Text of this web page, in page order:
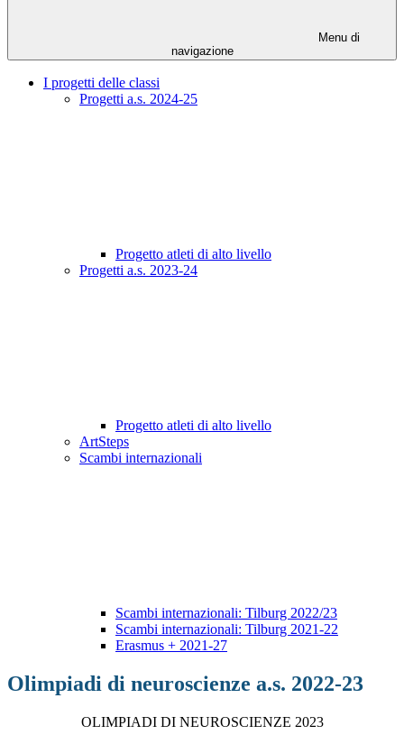
Menu di
navigazione
I progetti delle classi
Progetti a.s. 2024-25
Progetto atleti di alto livello
Progetti a.s. 2023-24
Progetto atleti di alto livello
ArtSteps
Scambi internazionali
Scambi internazionali: Tilburg 2022/23
Scambi internazionali: Tilburg 2021-22
Erasmus + 2021-27
Olimpiadi di neuroscienze a.s. 2022-23
OLIMPIADI DI NEUROSCIENZE 2023